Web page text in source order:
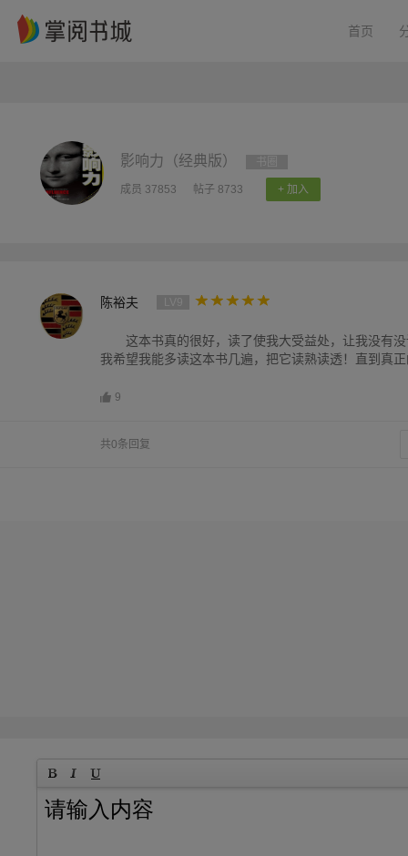
首页
影响力（经典版）
成员 37853 帖子 8733 + 加入
陈裕夫
这本书真的很好，读了使我大受益处，让我没有
我希望我能多读这本书几遍，把它读熟读透！直到真
9
共0条回复